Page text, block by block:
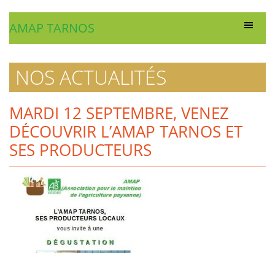
AMAP TARNOS
NOS ACTUALITÉS
MARDI 12 SEPTEMBRE, VENEZ
DÉCOUVRIR L’AMAP TARNOS ET
SES PRODUCTEURS